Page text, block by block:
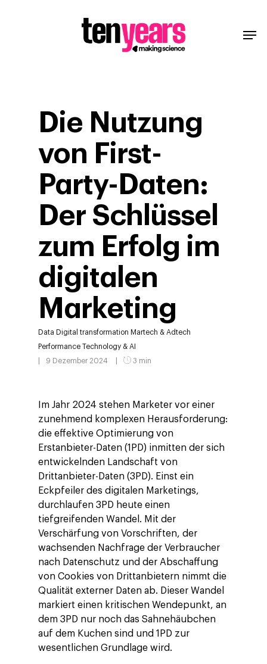
Die Nutzung
von First-
Party-Daten:
Der Schlüssel
zum Erfolg im
digitalen
Marketing
Data Digital transformation Martech & Adtech
Performance Technology & AI
9 Dezember 2024
3 min
Im Jahr 2024 stehen Marketer vor einer
zunehmend komplexen Herausforderung:
die effektive Optimierung von
Erstanbieter-Daten (1PD) inmitten der sich
entwickelnden Landschaft von
Drittanbieter-Daten (3PD). Einst ein
Eckpfeiler des digitalen Marketings,
durchlaufen 3PD heute einen
tiefgreifenden Wandel. Mit der
Verschärfung von Vorschriften, der
wachsenden Nachfrage der Verbraucher
nach Datenschutz und der Abschaffung
von Cookies von Drittanbietern nimmt die
Qualität externer Daten ab. Dieser Wandel
markiert einen kritischen Wendepunkt, an
dem 3PD nur noch das Sahnehäubchen
auf dem Kuchen sind und 1PD zur
wesentlichen Grundlage wird.